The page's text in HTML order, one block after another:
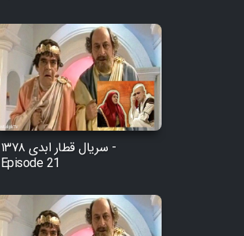
سریال قطار ابدی ۱۳۷۸ -
Episode 21